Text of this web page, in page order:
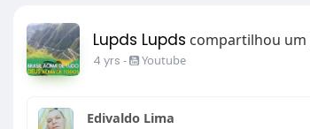
Lupds Lupds compartilhou um
4 yrs - Youtube
Edivaldo Lima